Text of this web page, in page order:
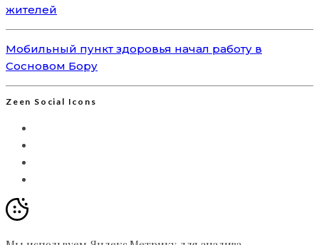
жителей
Мобильный пункт здоровья начал работу в
Сосновом Бору
Zeen Social Icons